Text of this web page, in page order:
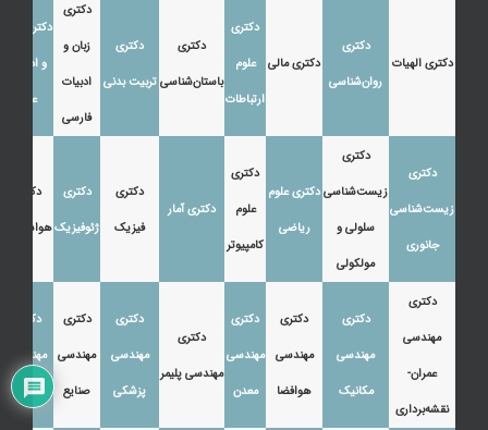
دکتری الهیات
دکتری
روان‌شناسی
دکتری مالی
دکتری
علوم
ارتباطات
دکتری
باستان‌شناسی
دکتری
تربیت بدنی
دکتری
زبان و
ادبیات
فارسی
دکتری زبان
و ادبیات
عرب
دکتری
زیست‌شناسی
جانوری
دکتری
زیست‌شناسی
سلولی و
مولکولی
دکتری علوم
ریاضی
دکتری
علوم
کامپیوتر
دکتری آمار
دکتری
فیزیک
دکتری
ژئوفیزیک
دکتری
هواشناسی
دکتری
مهندسی
عمران-
نقشه‌برداری
دکتری
مهندسی
مکانیک
دکتری
مهندسی
هوافضا
دکتری
مهندسی
معدن
دکتری
مهندسی پلیمر
دکتری
مهندسی
پزشکی
دکتری
مهندسی
صنایع
دکتری
مهندسی
نفت